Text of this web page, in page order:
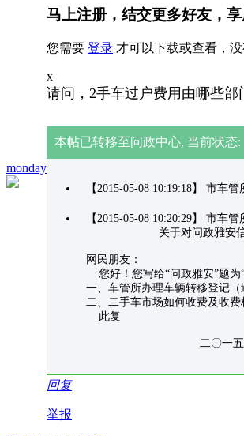
monday
马上注册，结交更多好友，
您需要 登录 才可以下载或查看，没
x
请问，2手车过户费用由哪些
本帖已转移至问政中心, 当前状态:
【2015-05-08 10:19:18】 市车
【2015-05-08 10:20:29】
关于对问政雅安信件
网民朋友：
您好！您写给“问政雅安”题为
一、车管所办理车辆转移登记
二、二手车市场如何收费及收费
此复
二〇一五年五
回复
举报